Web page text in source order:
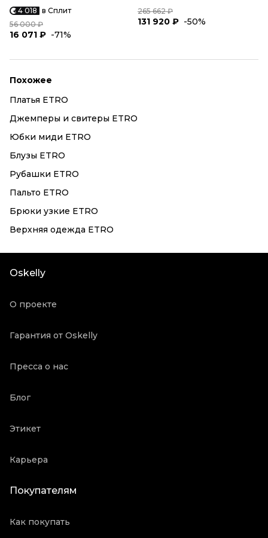
4 018 в Сплит
56 000 ₽
16 071 ₽ -71%
265 662 ₽
131 920 ₽ -50%
Похожее
Платья ETRO
Джемперы и свитеры ETRO
Юбки миди ETRO
Блузы ETRO
Рубашки ETRO
Пальто ETRO
Брюки узкие ETRO
Верхняя одежда ETRO
Oskelly
О проекте
Гарантия от Oskelly
Пресса о нас
Блог
Этикет
Карьера
Покупателям
Как покупать